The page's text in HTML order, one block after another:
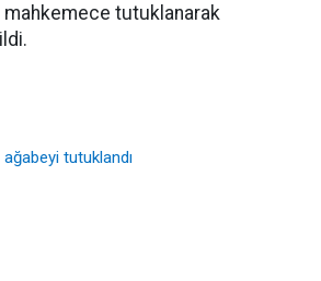
mahkemece tutuklanarak
ağabeyi tutuklandı